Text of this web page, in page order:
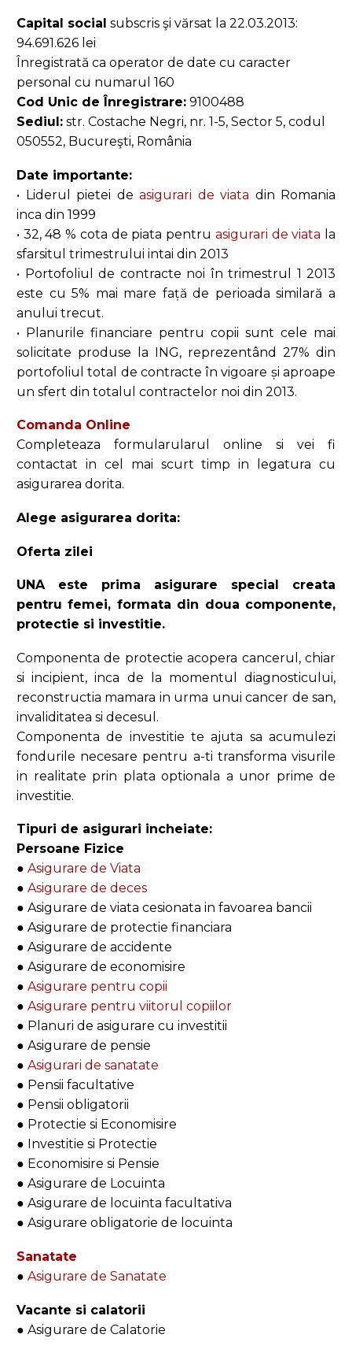
Capital social subscris şi vărsat la 22.03.2013:
94.691.626 lei
Înregistrată ca operator de date cu caracter
personal cu numarul 160
Cod Unic de Înregistrare: 9100488
Sediul: str. Costache Negri, nr. 1-5, Sector 5, codul
050552, Bucureşti, România
Date importante:
• Liderul pietei de asigurari de viata din Romania
inca din 1999
• 32, 48 % cota de piata pentru asigurari de viata la
sfarsitul trimestrului intai din 2013
• Portofoliul de contracte noi în trimestrul 1 2013
este cu 5% mai mare față de perioada similară a
anului trecut.
• Planurile financiare pentru copii sunt cele mai
solicitate produse la ING, reprezentând 27% din
portofoliul total de contracte în vigoare și aproape
un sfert din totalul contractelor noi din 2013.
Comanda Online
Completeaza formularularul online si vei fi
contactat in cel mai scurt timp in legatura cu
asigurarea dorita.
Alege asigurarea dorita:
Oferta zilei
UNA este prima asigurare special creata
pentru femei, formata din doua componente,
protectie si investitie.
Componenta de protectie acopera cancerul, chiar
si incipient, inca de la momentul diagnosticului,
reconstructia mamara in urma unui cancer de san,
invaliditatea si decesul.
Componenta de investitie te ajuta sa acumulezi
fondurile necesare pentru a-ti transforma visurile
in realitate prin plata optionala a unor prime de
investitie.
Tipuri de asigurari incheiate:
Persoane Fizice
● Asigurare de Viata
● Asigurare de deces
● Asigurare de viata cesionata in favoarea bancii
● Asigurare de protectie financiara
● Asigurare de accidente
● Asigurare de economisire
● Asigurare pentru copii
● Asigurare pentru viitorul copiilor
● Planuri de asigurare cu investitii
● Asigurare de pensie
● Asigurari de sanatate
● Pensii facultative
● Pensii obligatorii
● Protectie si Economisire
● Investitie si Protectie
● Economisire si Pensie
● Asigurare de Locuinta
● Asigurare de locuinta facultativa
● Asigurare obligatorie de locuinta
Sanatate
● Asigurare de Sanatate
Vacante si calatorii
● Asigurare de Calatorie